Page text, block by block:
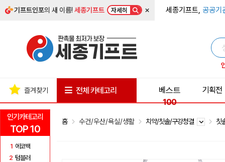
기프트인포의 새 이름!세종기프트 자세히 × 세종기프트, 공공기
인기카테고리
TOP 10
1 에코백
2 텀블러
즐겨찾기 전체 카테고리
베스트
100
기획전
홈 수건/우산/욕실/생활 치약/칫솔/구강청결 칫